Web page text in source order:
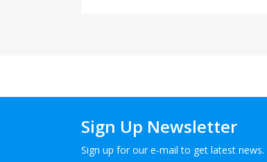
Sign Up Newsletter
Sign up for our e-mail to get latest news.